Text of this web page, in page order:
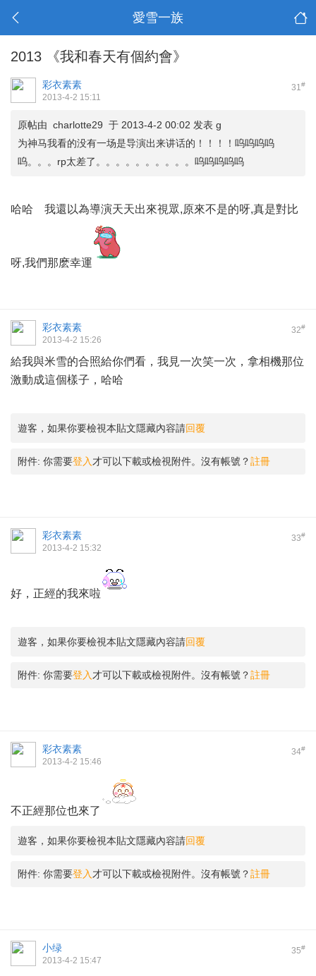
愛雪一族
2013 《我和春天有個約會》
31#
彩衣素素
2013-4-2 15:11
原帖由 charlotte29 于 2013-4-2 00:02 发表 g
为神马我看的没有一场是导演出来讲话的！！！！呜呜呜呜
呜。。。rp太差了。。。。。。。。。。呜呜呜呜呜
哈哈 我還以為導演天天出來視眾,原來不是的呀,真是對比
呀,我們那麽幸運
32#
彩衣素素
2013-4-2 15:26
給我與米雪的合照給你們看，我見一次笑一次，拿相機那位
激動成這個樣子，哈哈
遊客，如果你要檢視本貼文隱藏內容請回覆
附件: 你需要登入 才可以下載或檢視附件。沒有帳號？註冊
33#
彩衣素素
2013-4-2 15:32
好，正經的我來啦
遊客，如果你要檢視本貼文隱藏內容請回覆
附件: 你需要登入 才可以下載或檢視附件。沒有帳號？註冊
34#
彩衣素素
2013-4-2 15:46
不正經那位也來了
遊客，如果你要檢視本貼文隱藏內容請回覆
附件: 你需要登入 才可以下載或檢視附件。沒有帳號？註冊
35#
小绿
2013-4-2 15:47